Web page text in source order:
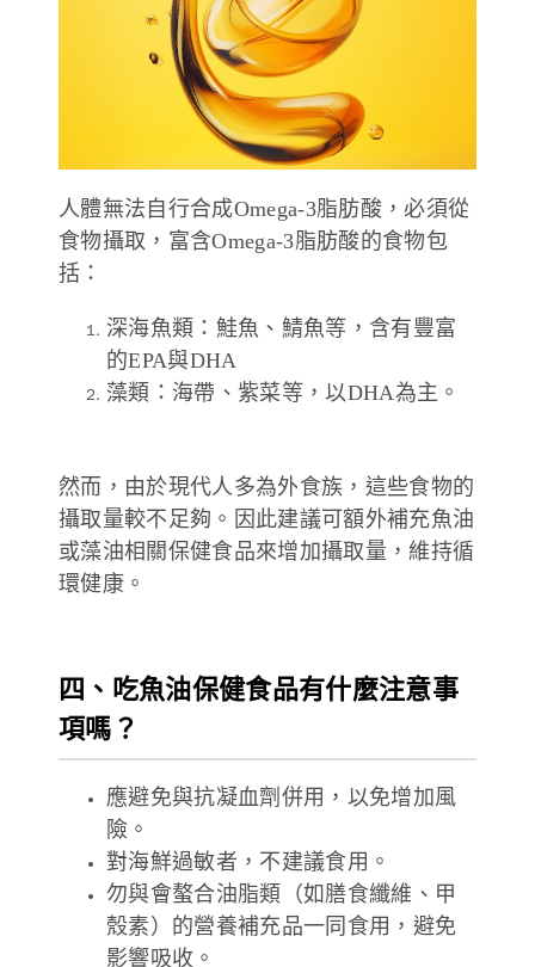
人體無法自行合成Omega-3脂肪酸，必須從
食物攝取，富含Omega-3脂肪酸的食物包
括：
深海魚類：鮭魚、鯖魚等，含有豐富
的EPA與DHA
藻類：海帶、紫菜等，以DHA為主。
然而，由於現代人多為外食族，這些食物的
攝取量較不足夠。因此建議可額外補充魚油
或藻油相關保健食品來增加攝取量，維持循
環健康。
四、吃魚油保健食品有什麼注意事
項嗎？
應避免與抗凝血劑併用，以免增加風
險。
對海鮮過敏者，不建議食用。
勿與會螯合油脂類（如膳食纖維、甲
殼素）的營養補充品一同食用，避免
影響吸收。